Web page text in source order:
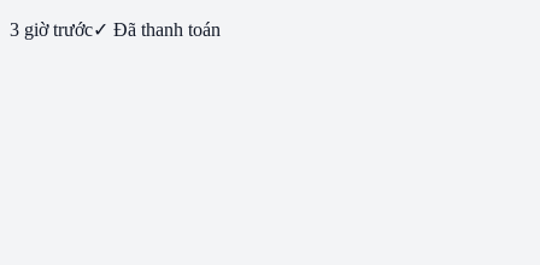
3 giờ trước✓ Đã thanh toán